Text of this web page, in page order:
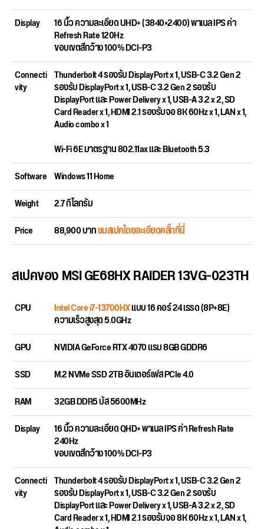
Display
16 นิ้ว ความละเอียด UHD+ (3840×2400) พาเนล IPS ค่า
Refresh Rate 120Hz
ขอบเขตสีกว้าง 100% DCI-P3
Connecti
vity
Thunderbolt 4 รองรับ DisplayPort x 1, USB-C 3.2 Gen 2
รองรับ DisplayPort x 1, USB-C 3.2 Gen 2 รองรับ
DisplayPort และ Power Delivery x 1, USB-A 3.2 x 2, SD
Card Reader x 1, HDMI 2.1 รองรับจอ 8K 60Hz x 1, LAN x 1,
Audio combo x 1
Wi-Fi 6E มาตรฐาน 802.11ax และ Bluetooth 5.3
Software Windows 11 Home
Weight
2.7 กิโลกรัม
Price
88,900 บาทชมสเปคโดยละเอียดคลิ๊กที่นี่
สเปคของ MSI GE68HX RAIDER 13VG-023TH
CPU Intel Core i7-13700HXแบบ 16 คอร์ 24 เธรด (8P+8E)
ความเร็วสูงสุด 5.0GHz
GPU
NVIDIA GeForce RTX 4070 แรม 8GB GDDR6
SSD
M.2 NVMe SSD 2TB อินเตอร์เฟส PCIe 4.0
RAM
32GB DDR5 บัส 5600MHz
Display
16 นิ้ว ความละเอียด QHD+ พาเนล IPS ค่า Refresh Rate
240Hz
ขอบเขตสีกว้าง 100% DCI-P3
Connecti
vity
Thunderbolt 4 รองรับ DisplayPort x 1, USB-C 3.2 Gen 2
รองรับ DisplayPort x 1, USB-C 3.2 Gen 2 รองรับ
DisplayPort และ Power Delivery x 1, USB-A 3.2 x 2, SD
Card Reader x 1, HDMI 2.1 รองรับจอ 8K 60Hz x 1, LAN x 1,